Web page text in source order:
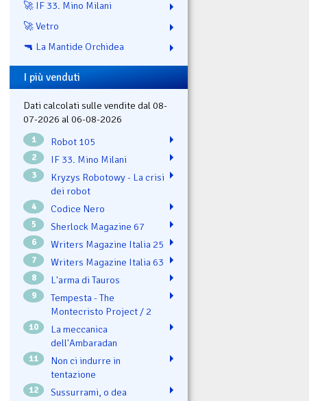
🚀 IF 33. Mino Milani
🚀 Vetro
🔫 La Mantide Orchidea
I più venduti
Dati calcolati sulle vendite dal 08-
07-2026 al 06-08-2026
1 Robot 105
2 IF 33. Mino Milani
3
Kryzys Robotowy - La crisi
dei robot
4 Codice Nero
5 Sherlock Magazine 67
6 Writers Magazine Italia 25
7 Writers Magazine Italia 63
8 L'arma di Tauros
9
Tempesta - The
Montecristo Project / 2
10
La meccanica
dell'Ambaradan
11
Non ci indurre in
tentazione
12 Sussurrami, o dea